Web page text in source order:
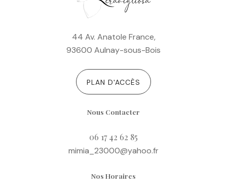
44 Av. Anatole France,
93600 Aulnay-sous-Bois
PLAN D'ACCÈS
Nous Contacter
06 17 42 62 85
mimia_23000@yahoo.fr
Nos Horaires